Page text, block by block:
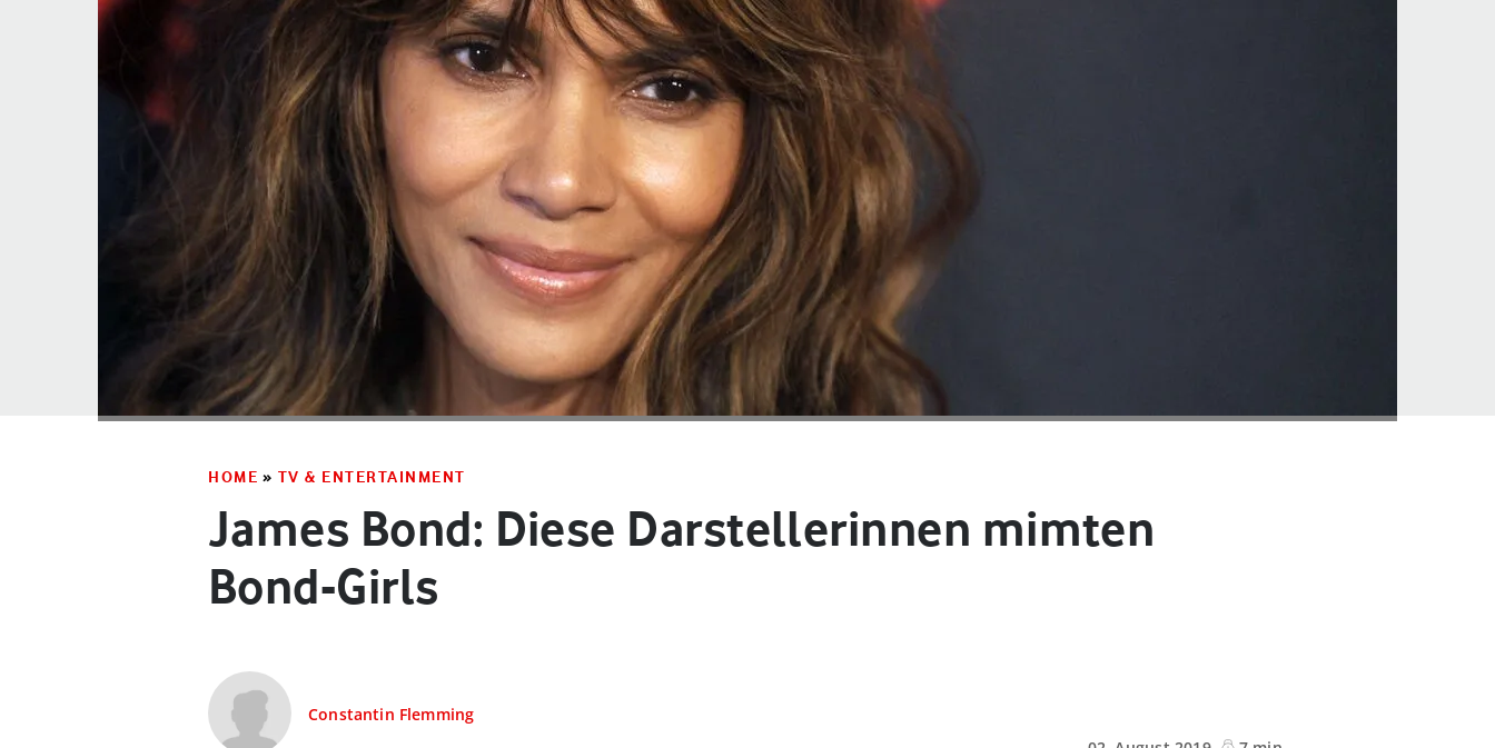
HOME » TV & ENTERTAINMENT
James Bond: Diese Darstellerinnen mimten
Bond-Girls
Constantin Flemming